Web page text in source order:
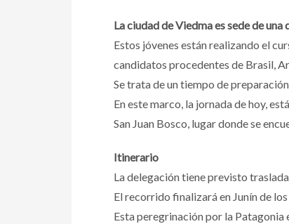
La ciudad de Viedma es sede de
Estos jóvenes están realizando el
candidatos procedentes de Brasil,
Se trata de un tiempo de
En este marco, la jornada de hoy,
San Juan Bosco, lugar donde se
Itinerario
La delegación tiene previsto
El recorrido finalizará en Junín de
Esta peregrinación por la